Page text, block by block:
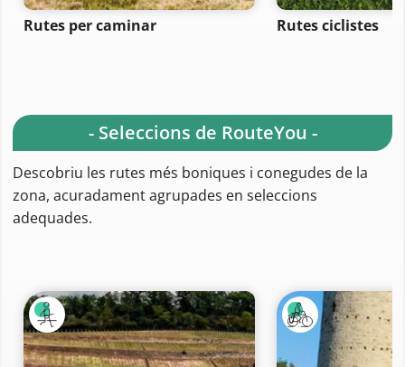
Rutes per caminar Rutes ciclistes
- Seleccions de RouteYou -
Descobriu les rutes més boniques i conegudes de la
zona, acuradament agrupades en seleccions
adequades.